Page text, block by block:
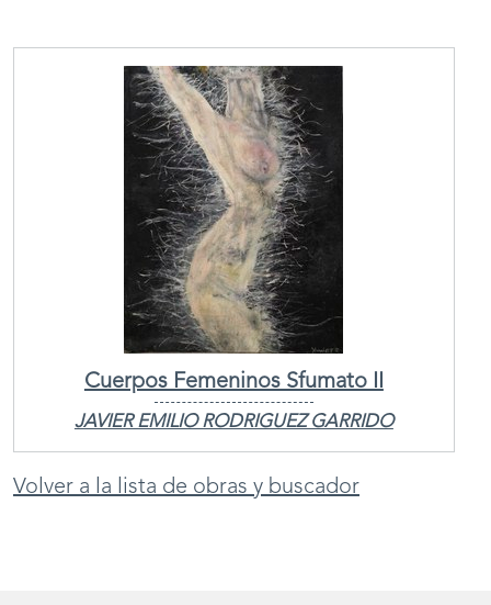
Cuerpos Femeninos Sfumato II
JAVIER EMILIO RODRIGUEZ GARRIDO
Volver a la lista de obras y buscador